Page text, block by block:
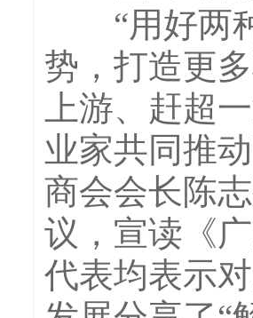
“用好两种
势，打造更
上游、赶超
业家共同推
商会会长陈
议，宣读《
代表均表示